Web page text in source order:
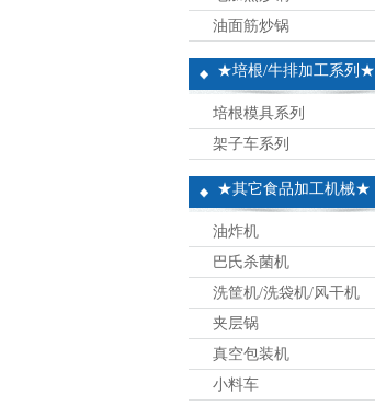
油面筋炒锅
★培根/牛排加工系列★
培根模具系列
架子车系列
★其它食品加工机械★
油炸机
巴氏杀菌机
洗筐机/洗袋机/风干机
夹层锅
真空包装机
小料车